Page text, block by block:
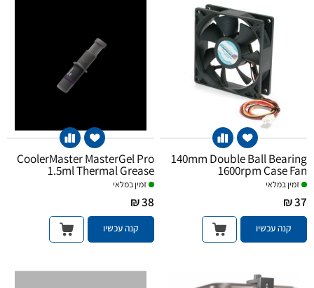
140mm Double Ball Bearing
1600rpm Case Fan
זמין במלאי
37 ₪
קנה עכשיו
CoolerMaster MasterGel Pro
1.5ml Thermal Grease
זמין במלאי
38 ₪
קנה עכשיו